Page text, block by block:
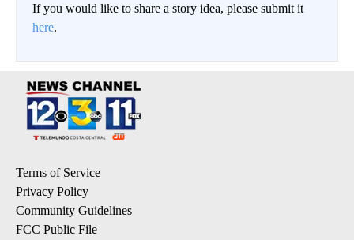
If you would like to share a story idea, please submit it
here.
Terms of Service
Privacy Policy
Community Guidelines
FCC Public File